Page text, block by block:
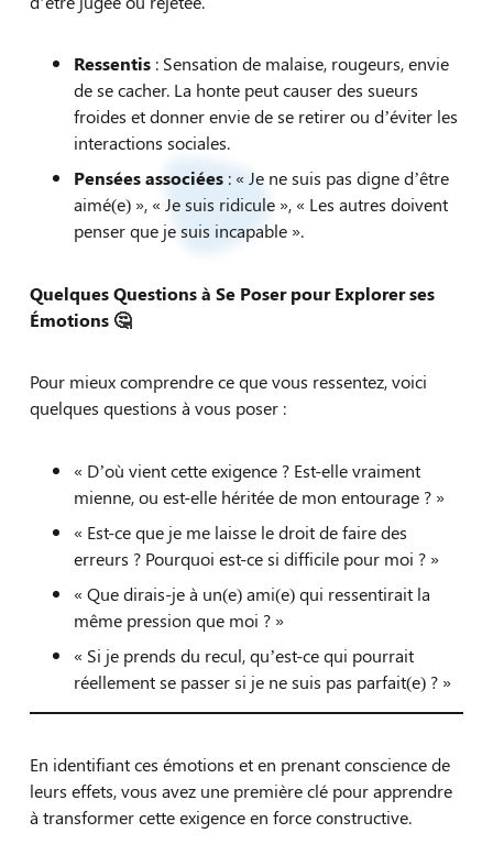
Ressentis : Sensation de malaise, rougeurs, envie
de se cacher. La honte peut causer des sueurs
froides et donner envie de se retirer ou d’éviter les
interactions sociales.
Pensées associées : « Je ne suis pas digne d’être
aimé(e) », « Je suis ridicule », « Les autres doivent
penser que je suis incapable ».
Quelques Questions à Se Poser pour Explorer ses
Émotions 🤔
Pour mieux comprendre ce que vous ressentez, voici
quelques questions à vous poser :
« D’où vient cette exigence ? Est-elle vraiment
mienne, ou est-elle héritée de mon entourage ? »
« Est-ce que je me laisse le droit de faire des
erreurs ? Pourquoi est-ce si difficile pour moi ? »
« Que dirais-je à un(e) ami(e) qui ressentirait la
même pression que moi ? »
« Si je prends du recul, qu’est-ce qui pourrait
réellement se passer si je ne suis pas parfait(e) ? »
En identifiant ces émotions et en prenant conscience de
leurs effets, vous avez une première clé pour apprendre
à transformer cette exigence en force constructive.